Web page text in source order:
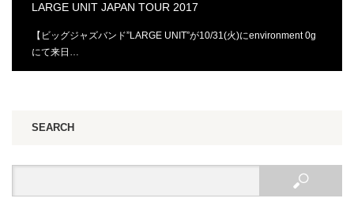
LARGE UNIT JAPAN TOUR 2017
【ビッグジャズバンド”LARGE UNIT”が10/31(火)にenvironment 0g
にて来日…
SEARCH